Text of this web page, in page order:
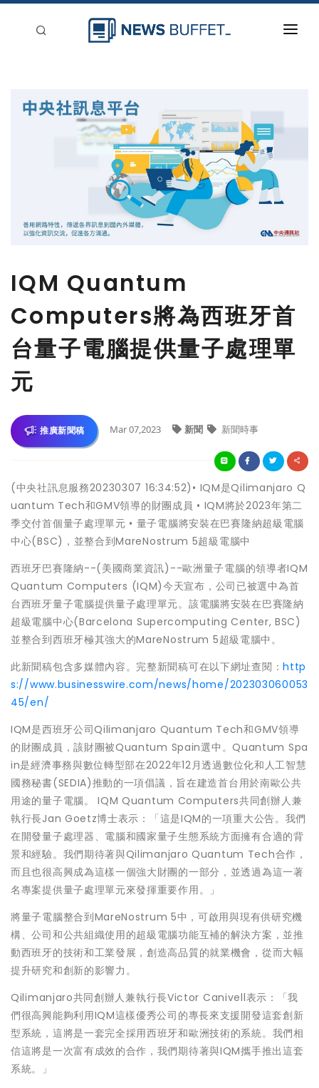
IQM Quantum
Computers將為西班牙首
台量子電腦提供量子處理單
元
推廣新聞稿 Mar 07,2023 新聞 新聞時事
(中央社訊息服務20230307 16:34:52)• IQM是Qilimanjaro Q
uantum Tech和GMV領導的財團成員 • IQM將於2023年第二
季交付首個量子處理單元 • 量子電腦將安裝在巴賽隆納超級電腦
中心(BSC)，並整合到MareNostrum 5超級電腦中
西班牙巴賽隆納--(美國商業資訊)--歐洲量子電腦的領導者IQM
Quantum Computers (IQM)今天宣布，公司已被選中為首
台西班牙量子電腦提供量子處理單元。該電腦將安裝在巴賽隆納
超級電腦中心(Barcelona Supercomputing Center, BSC)
並整合到西班牙極其強大的MareNostrum 5超級電腦中。
此新聞稿包含多媒體內容。完整新聞稿可在以下網址查閱：http
s://www.businesswire.com/news/home/202303060053
45/en/
IQM是西班牙公司Qilimanjaro Quantum Tech和GMV領導
的財團成員，該財團被Quantum Spain選中。Quantum Spa
in是經濟事務與數位轉型部在2022年12月透過數位化和人工智慧
國務秘書(SEDIA)推動的一項倡議，旨在建造首台用於南歐公共
用途的量子電腦。 IQM Quantum Computers共同創辦人兼
執行長Jan Goetz博士表示：「這是IQM的一項重大公告。我們
在開發量子處理器、電腦和國家量子生態系統方面擁有合適的背
景和經驗。我們期待著與Qilimanjaro Quantum Tech合作，
而且也很高興成為這樣一個強大財團的一部分，並透過為這一著
名專案提供量子處理單元來發揮重要作用。」
將量子電腦整合到MareNostrum 5中，可啟用與現有供研究機
構、公司和公共組織使用的超級電腦功能互補的解決方案，並推
動西班牙的技術和工業發展，創造高品質的就業機會，從而大幅
提升研究和創新的影響力。
Qilimanjaro共同創辦人兼執行長Victor Canivell表示：「我
們很高興能夠利用IQM這樣優秀公司的專長來支援開發這套創新
型系統，這將是一套完全採用西班牙和歐洲技術的系統。我們相
信這將是一次富有成效的合作，我們期待著與IQM攜手推出這套
系統。」